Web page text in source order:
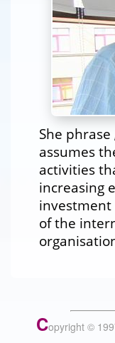
She phrase
assumes
activities
increasing
of the
Copyright ©